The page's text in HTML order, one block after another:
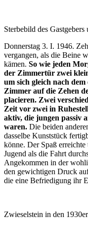
Sterbebild des
Donnerstag 3. I. 1946.
vergangen, als die Beine
kämen. So wie jeden
der Zimmertür zwei
um sich gleich nach
Zimmer auf die Zehen
placieren. Zwei
Zeit vor zwei in
aktiv, die jungen passiv
waren. Die beiden
dasselbe Kunststück
könne. Der Spaß
Jugend als die Fahrt
Angekommen in der
den gewichtigen Druck
die eine Befriedigung ihr
Zwieselstein in den